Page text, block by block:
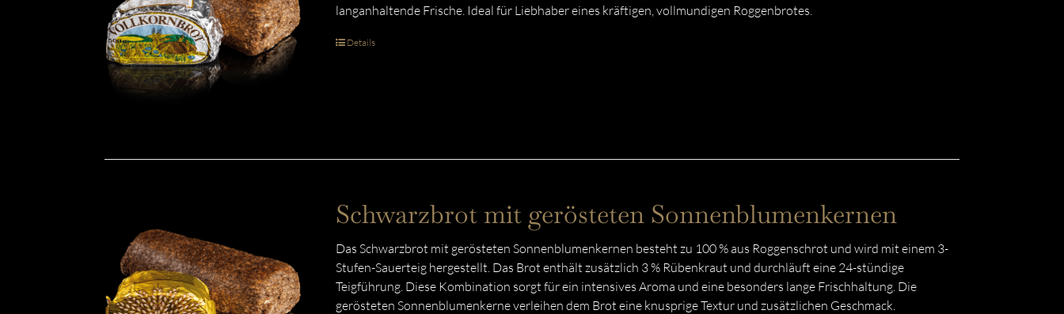
langanhaltende Frische. Ideal für Liebhaber eines kräftigen, vollmundigen Roggenbrotes.
Details
Schwarzbrot mit gerösteten Sonnenblumenkernen
Das Schwarzbrot mit gerösteten Sonnenblumenkernen besteht zu 100 % aus Roggenschrot und wird mit einem 3-
Stufen-Sauerteig hergestellt. Das Brot enthält zusätzlich 3 % Rübenkraut und durchläuft eine 24-stündige
Teigführung. Diese Kombination sorgt für ein intensives Aroma und eine besonders lange Frischhaltung. Die
gerösteten Sonnenblumenkerne verleihen dem Brot eine knusprige Textur und zusätzlichen Geschmack.